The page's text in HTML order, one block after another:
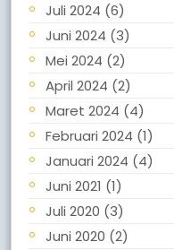
Juli 2024 (6)
Juni 2024 (3)
Mei 2024 (2)
April 2024 (2)
Maret 2024 (4)
Februari 2024 (1)
Januari 2024 (4)
Juni 2021 (1)
Juli 2020 (3)
Juni 2020 (2)